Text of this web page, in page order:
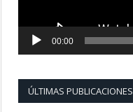
00:00
ÚLTIMAS PUBLICACIONES